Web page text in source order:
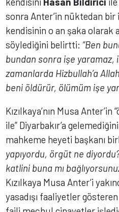
sonra Anter’in nüktedan bir
kendisinin o an şaka olarak
söylediğini belirtti: “Ben
bundan sonra işe yaramaz,
zamanlarda Hizbullah’a
beni öldürür, ölümüm işe
Kızılkaya’nın Musa
ile” Diyarbakır’a
mahkeme heyeti başkanı
yapıyordu, örgüt ne
katlini buna mı
Kızılkaya Musa Anter’i
yasadışı faaliyetler